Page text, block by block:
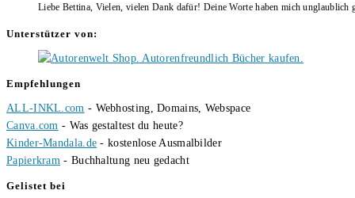
Liebe Bettina, Vielen, vielen Dank dafür! Deine Worte haben mich unglaublich
Unterstützer von:
Empfehlungen
ALL-INKL.com - Webhosting, Domains, Webspace
Canva.com - Was gestaltest du heute?
Kinder-Mandala.de - kostenlose Ausmalbilder
Papierkram - Buchhaltung neu gedacht
Gelistet bei